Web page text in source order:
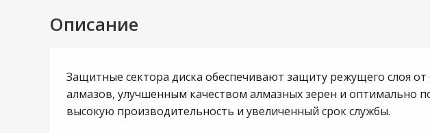
Описание
Защитные сектора диска обеспечивают защиту режущего слоя
алмазов, улучшенным качеством алмазных зерен и оптимально
высокую производительность и увеличенный срок службы.